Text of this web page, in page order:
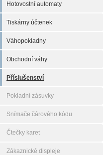
Hotovostní automaty
Tiskárny účtenek
Váhopokladny
Obchodní váhy
Příslušenství
Pokladní zásuvky
Snímače čárového kódu
Čtečky karet
Zákaznické displeje